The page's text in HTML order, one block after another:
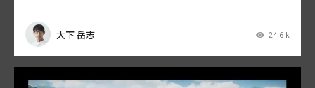
大下 岳志 24.6 k